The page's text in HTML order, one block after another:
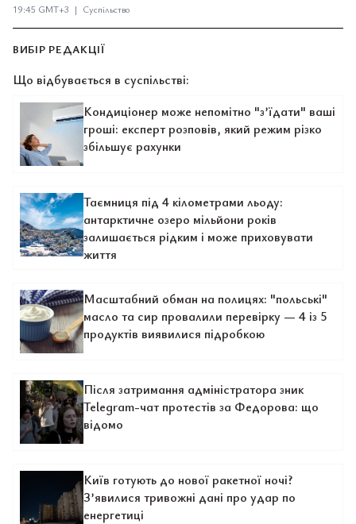
19:45 GMT+3 | Суспільство
ВИБІР РЕДАКЦІЇ
Що відбувається в суспільстві:
Кондиціонер може непомітно "з’їдати" ваші
гроші: експерт розповів, який режим різко
збільшує рахунки
Таємниця під 4 кілометрами льоду:
антарктичне озеро мільйони років
залишається рідким і може приховувати
життя
Масштабний обман на полицях: "польські"
масло та сир провалили перевірку — 4 із 5
продуктів виявилися підробкою
Після затримання адміністратора зник
Telegram-чат протестів за Федорова: що
відомо
Київ готують до нової ракетної ночі?
З’явилися тривожні дані про удар по
енергетиці